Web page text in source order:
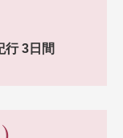
行 3日間